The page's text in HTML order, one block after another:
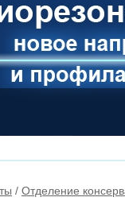
/ Отделение